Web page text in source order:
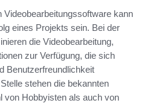
Videobearbeitungssoftware kann
eines Projekts sein. Bei der
die Videobearbeitung,
zur Verfügung, die sich
Benutzerfreundlichkeit
stehen die bekannten
von Hobbyisten als auch von